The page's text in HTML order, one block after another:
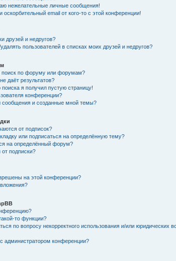
нежелательные личные сообщения!
оскорбительный email от кого-то с этой конференции!
друзей и недругов?
пользователей в списках моих друзей и недругов?
поиск по форуму или форумам?
даёт результатов?
поиска я получил пустую страницу!
конференции?
сообщения и созданные мной темы?
от подписок?
или подписаться на определённую тему?
на определённый форум?
от подписки?
на этой конференции?
то функции?
по вопросу некорректного использования и/или юридических
администратором конференции?